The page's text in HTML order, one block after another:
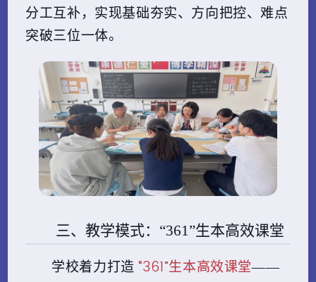
分工互补，实现基础夯实、方向把控、难点
突破三位一体。
三、教学模式：“361”生本高效课堂
学校着力打造“361”生本高效课堂——